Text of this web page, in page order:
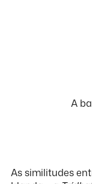
A
As similitudes